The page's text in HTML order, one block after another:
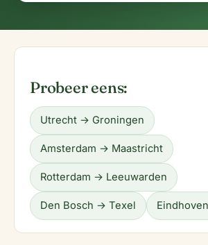
Probeer eens:
Utrecht → Groningen
Amsterdam → Maastricht
Rotterdam → Leeuwarden
Den Bosch → Texel